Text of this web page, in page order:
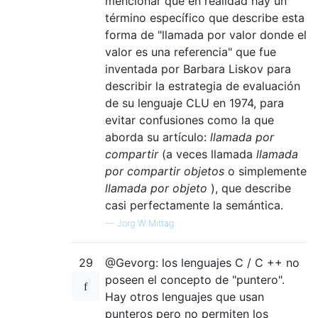
término específico que describe esta
forma de "llamada por valor donde el
valor es una referencia" que fue
inventada por Barbara Liskov para
describir la estrategia de evaluación
de su lenguaje CLU en 1974, para
evitar confusiones como la que
aborda su artículo: llamada por
compartir(a veces llamada llamada
por compartir objetos o simplemente
llamada por objeto ), que describe
casi perfectamente la semántica.
— Jörg W Mittag
29
@Gevorg: los lenguajes C / C ++ no
poseen el concepto de "puntero".
Hay otros lenguajes que usan
punteros pero no permiten los